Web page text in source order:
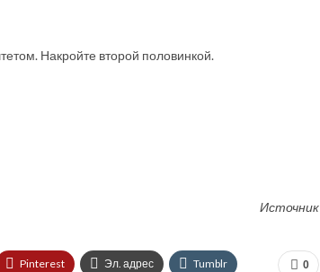
Накройте второй половинкой.
Источник
0
Pinterest Эл. адрес Tumblr